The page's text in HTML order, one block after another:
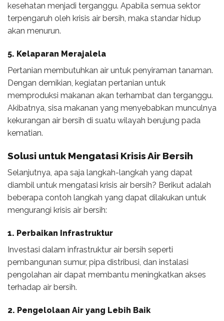
kesehatan menjadi terganggu. Apabila semua sektor
terpengaruh oleh krisis air bersih, maka standar hidup
akan menurun.
5. Kelaparan Merajalela
Pertanian membutuhkan air untuk penyiraman tanaman.
Dengan demikian, kegiatan pertanian untuk
memproduksi makanan akan terhambat dan terganggu.
Akibatnya, sisa makanan yang menyebabkan munculnya
kekurangan air bersih di suatu wilayah berujung pada
kematian.
Solusi untuk Mengatasi Krisis Air Bersih
Selanjutnya, apa saja langkah-langkah yang dapat
diambil untuk mengatasi krisis air bersih? Berikut adalah
beberapa contoh langkah yang dapat dilakukan untuk
mengurangi krisis air bersih:
1. Perbaikan Infrastruktur
Investasi dalam infrastruktur air bersih seperti
pembangunan sumur, pipa distribusi, dan instalasi
pengolahan air dapat membantu meningkatkan akses
terhadap air bersih.
2. Pengelolaan Air yang Lebih Baik